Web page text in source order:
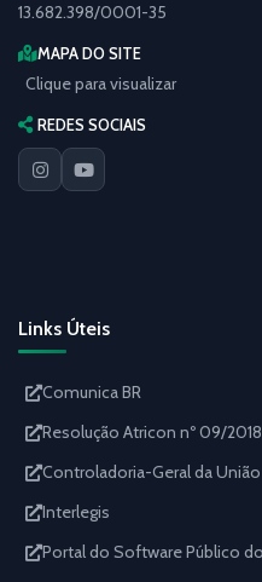
13.682.398/0001-35
MAPA DO SITE
Clique para visualizar
REDES SOCIAIS
Links Úteis
Comunica BR
Resolução Atricon nº 09/2018
Controladoria-Geral da União
Interlegis
Portal do Software Público